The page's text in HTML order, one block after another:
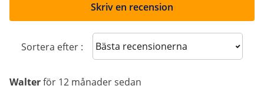
Skriv en recension
Sortera efter : Sort reviews
Walterför 12 månader sedan